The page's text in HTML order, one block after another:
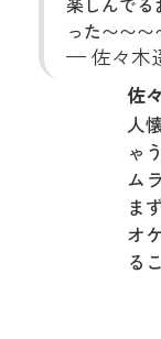
った〜〜
— 佐々木
佐
人
ゃ
ム
ま
オ
る